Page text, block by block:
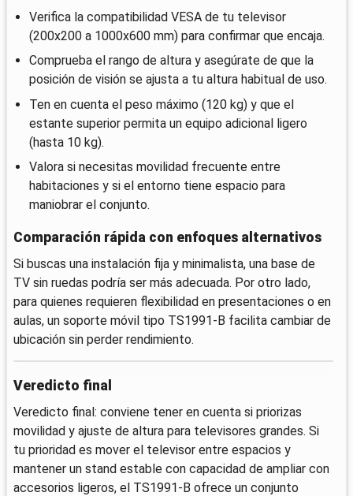
Verifica la compatibilidad VESA de tu televisor
(200x200 a 1000x600 mm) para confirmar que encaja.
Comprueba el rango de altura y asegúrate de que la
posición de visión se ajusta a tu altura habitual de uso.
Ten en cuenta el peso máximo (120 kg) y que el
estante superior permita un equipo adicional ligero
(hasta 10 kg).
Valora si necesitas movilidad frecuente entre
habitaciones y si el entorno tiene espacio para
maniobrar el conjunto.
Comparación rápida con enfoques alternativos
Si buscas una instalación fija y minimalista, una base de
TV sin ruedas podría ser más adecuada. Por otro lado,
para quienes requieren flexibilidad en presentaciones o en
aulas, un soporte móvil tipo TS1991-B facilita cambiar de
ubicación sin perder rendimiento.
Veredicto final
Veredicto final: conviene tener en cuenta si priorizas
movilidad y ajuste de altura para televisores grandes. Si
tu prioridad es mover el televisor entre espacios y
mantener un stand estable con capacidad de ampliar con
accesorios ligeros, el TS1991-B ofrece un conjunto